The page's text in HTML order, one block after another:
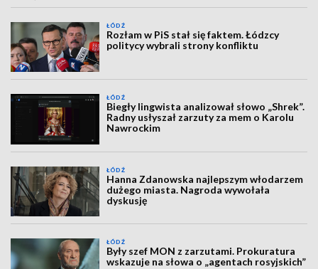
ŁÓDŹ
Rozłam w PiS stał się faktem. Łódzcy
politycy wybrali strony konfliktu
ŁÓDŹ
Biegły lingwista analizował słowo „Shrek”.
Radny usłyszał zarzuty za mem o Karolu
Nawrockim
ŁÓDŹ
Hanna Zdanowska najlepszym włodarzem
dużego miasta. Nagroda wywołała
dyskusję
ŁÓDŹ
Były szef MON z zarzutami. Prokuratura
wskazuje na słowa o „agentach rosyjskich”